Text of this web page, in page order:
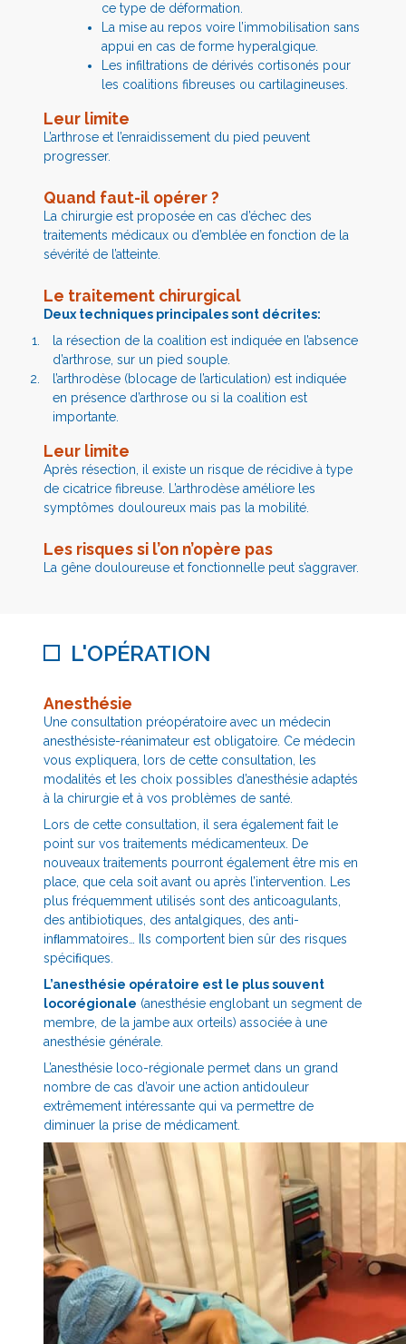
ce type de déformation.
La mise au repos voire l’immobilisation sans
appui en cas de forme hyperalgique.
Les infiltrations de dérivés cortisonés pour
les coalitions fibreuses ou cartilagineuses.
Leur limite
L’arthrose et l’enraidissement du pied peuvent
progresser.
Quand faut-il opérer ?
La chirurgie est proposée en cas d’échec des
traitements médicaux ou d’emblée en fonction de la
sévérité de l’atteinte.
Le traitement chirurgical
Deux techniques principales sont décrites:
la résection de la coalition est indiquée en l’absence
d’arthrose, sur un pied souple.
l’arthrodèse (blocage de l’articulation) est indiquée
en présence d’arthrose ou si la coalition est
importante.
Leur limite
Après résection, il existe un risque de récidive à type
de cicatrice fibreuse. L’arthrodèse améliore les
symptômes douloureux mais pas la mobilité.
Les risques si l’on n’opère pas
La gêne douloureuse et fonctionnelle peut s’aggraver.
L'OPÉRATION
Anesthésie
Une consultation préopératoire avec un médecin
anesthésiste-réanimateur est obligatoire. Ce médecin
vous expliquera, lors de cette consultation, les
modalités et les choix possibles d’anesthésie adaptés
à la chirurgie et à vos problèmes de santé.
Lors de cette consultation, il sera également fait le
point sur vos traitements médicamenteux. De
nouveaux traitements pourront également être mis en
place, que cela soit avant ou après l’intervention. Les
plus fréquemment utilisés sont des anticoagulants,
des antibiotiques, des antalgiques, des anti-
inﬂammatoires… Ils comportent bien sûr des risques
spéciﬁques.
L’anesthésie opératoire est le plus souvent
locorégionale (anesthésie englobant un segment de
membre, de la jambe aux orteils) associée à une
anesthésie générale.
L’anesthésie loco-régionale permet dans un grand
nombre de cas d’avoir une action antidouleur
extrêmement intéressante qui va permettre de
diminuer la prise de médicament.